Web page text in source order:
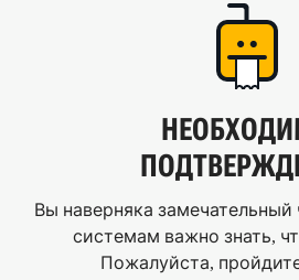
Вы наверняка
системам важно знать,
Пожалуйста,